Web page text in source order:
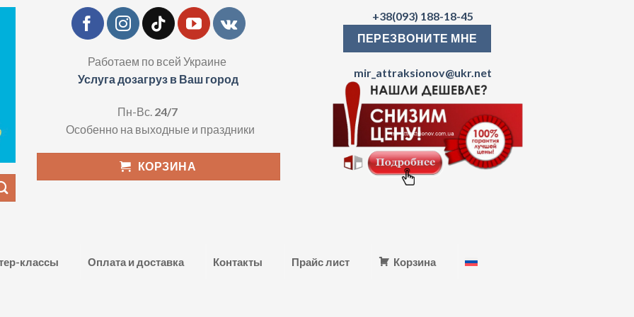
Работаем по всей Украине
Услуга дозагруз в Ваш город
Пн-Вс. 24/7
Особенно на выходные и праздники
КОРЗИНА
+38(093) 188-18-45
ПЕРЕЗВОНИТЕ МНЕ
mir_attraksionov@ukr.net
классы Оплата и доставка Контакты Прайс лист Корзина